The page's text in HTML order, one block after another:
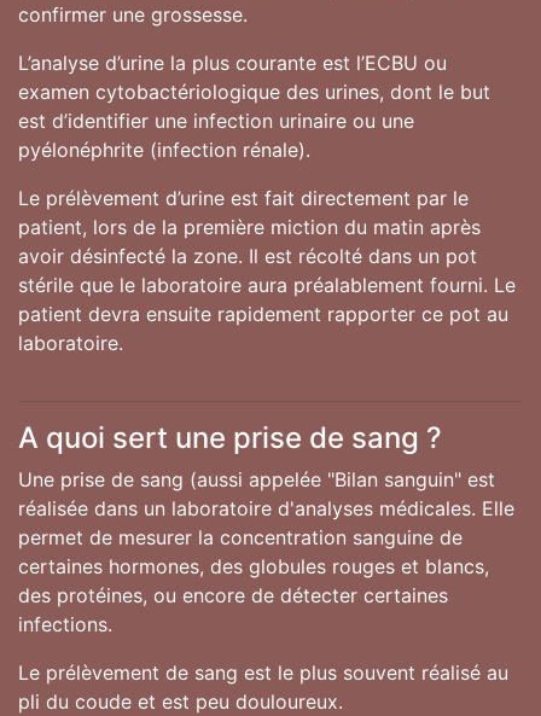
confirmer une grossesse.
L’analyse d’urine la plus courante est l’ECBU ou
examen cytobactériologique des urines, dont le but
est d’identifier une infection urinaire ou une
pyélonéphrite (infection rénale).
Le prélèvement d’urine est fait directement par le
patient, lors de la première miction du matin après
avoir désinfecté la zone. Il est récolté dans un pot
stérile que le laboratoire aura préalablement fourni. Le
patient devra ensuite rapidement rapporter ce pot au
laboratoire.
A quoi sert une prise de sang ?
Une prise de sang (aussi appelée "Bilan sanguin" est
réalisée dans un laboratoire d'analyses médicales. Elle
permet de mesurer la concentration sanguine de
certaines hormones, des globules rouges et blancs,
des protéines, ou encore de détecter certaines
infections.
Le prélèvement de sang est le plus souvent réalisé au
pli du coude et est peu douloureux.